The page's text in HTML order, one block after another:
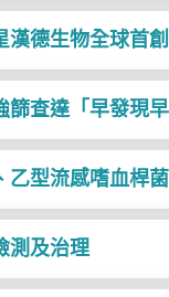
德生物全球首
查達「早發現早
乙型流感嗜血桿
測及治理